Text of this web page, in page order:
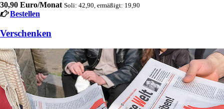
30,90 Euro/Monat Soli: 42,90, ermäßigt: 19,90
Bestellen
Verschenken